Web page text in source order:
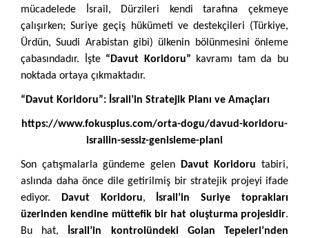
mücadelede İsrail, Dürzileri kendi tarafına çekmeye
çalışırken; Suriye geçiş hükümeti ve destekçileri (Türkiye,
Ürdün, Suudi Arabistan gibi) ülkenin bölünmesini önleme
çabasındadır. İşte “Davut Koridoru” kavramı tam da bu
noktada ortaya çıkmaktadır.
“Davut Koridoru”: İsrail’in Stratejik Planı ve Amaçları
https://www.fokusplus.com/orta-dogu/davud-koridoru-
israilin-sessiz-genisleme-plani
Son çatışmalarla gündeme gelen Davut Koridoru tabiri,
aslında daha önce dile getirilmiş bir stratejik projeyi ifade
ediyor. Davut Koridoru, İsrail’in Suriye toprakları
üzerinden kendine müttefik bir hat oluşturma projesidir.
Bu hat, İsrail’in kontrolündeki Golan Tepeleri’nden